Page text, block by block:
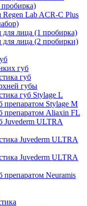
пробирка)
Regen Lab ACR-C Plus
для лица (1 пробирка)
для лица (2 пробирки)
губ
губ
губы
губ Stylage L
препаратом Stylage M
препаратом Aliaxin FL
Juvederm ULTRA
Juvederm ULTRA
Juvederm ULTRA
препаратом Neuramis